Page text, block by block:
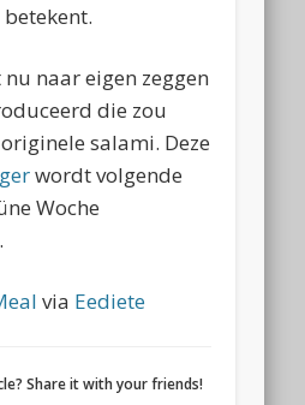
naar eigen zeggen
die zou
salami. Deze
wordt volgende
Woche
via Eediete
Share it with your friends!